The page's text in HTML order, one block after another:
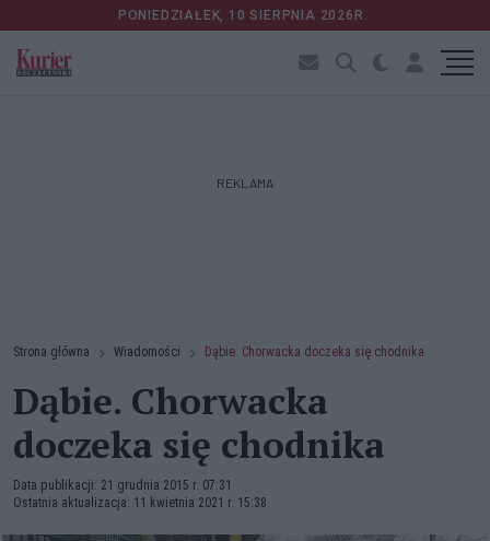
PONIEDZIAŁEK, 10 SIERPNIA 2026R.
REKLAMA
Strona główna Wiadomości Dąbie. Chorwacka doczeka się chodnika
Dąbie. Chorwacka
doczeka się chodnika
Data publikacji: 21 grudnia 2015 r. 07:31
Ostatnia aktualizacja: 11 kwietnia 2021 r. 15:38